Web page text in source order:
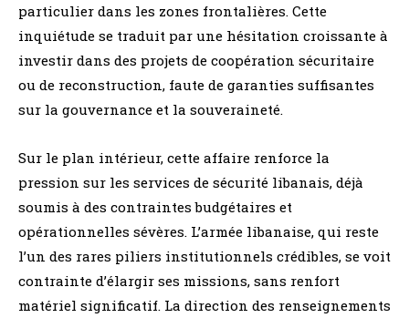
particulier dans les zones frontalières. Cette
inquiétude se traduit par une hésitation croissante à
investir dans des projets de coopération sécuritaire
ou de reconstruction, faute de garanties suffisantes
sur la gouvernance et la souveraineté.
Sur le plan intérieur, cette affaire renforce la
pression sur les services de sécurité libanais, déjà
soumis à des contraintes budgétaires et
opérationnelles sévères. L’armée libanaise, qui reste
l’un des rares piliers institutionnels crédibles, se voit
contrainte d’élargir ses missions, sans renfort
matériel significatif. La direction des renseignements